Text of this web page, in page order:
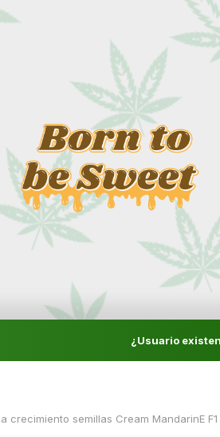
¿Usuario
crecimiento semillas Cream MandarinE